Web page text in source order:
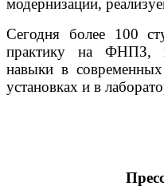
модернизации,
Сегодня более 100
практику на ФНПЗ,
навыки в
установках и в